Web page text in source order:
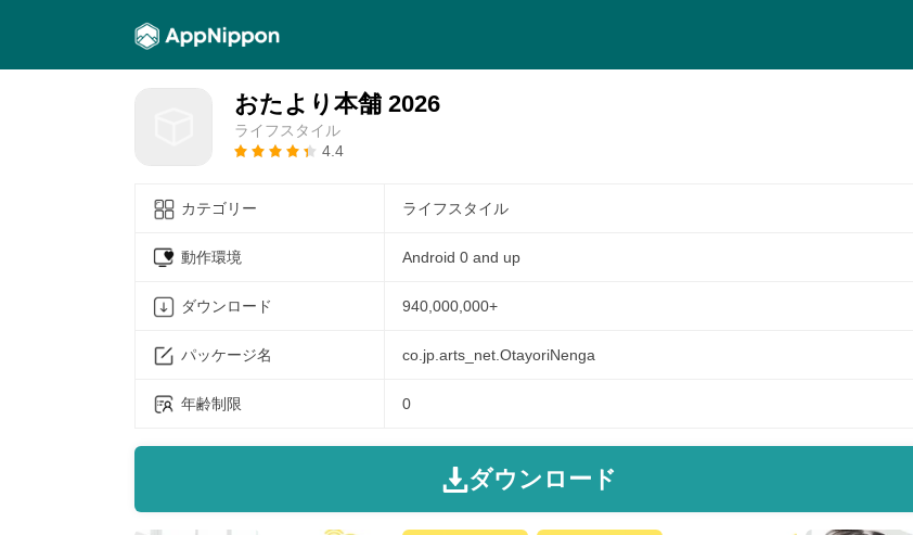
おたより本舗 2026
ライフスタイル
4.4
カテゴリー ライフスタイル
動作環境 Android 0 and up
ダウンロード 940,000,000+
パッケージ名 co.jp.arts_net.OtayoriNenga
年齢制限 0
ダウンロード